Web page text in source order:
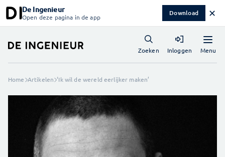
De Ingenieur
Open deze pagina in de app Download ✕
Menu
Zoeken Inloggen
Home Artikelen ‘Ik wil de wereld eerlijker maken’